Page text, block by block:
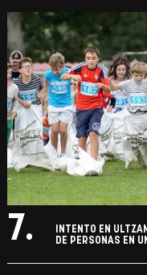
7.
INTENTO EN
DE PERSONAS EN